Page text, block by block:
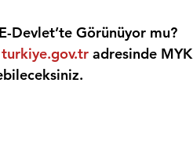
Devlet’te Görünüyor mu?
adresinde